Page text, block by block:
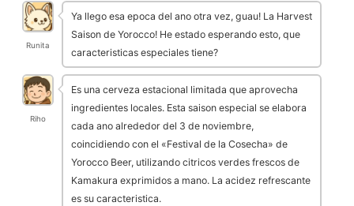
Runita
Ya llego esa epoca del ano otra vez, guau! La Harvest
Saison de Yorocco! He estado esperando esto, que
caracteristicas especiales tiene?
Riho
Es una cerveza estacional limitada que aprovecha
ingredientes locales. Esta saison especial se elabora
cada ano alrededor del 3 de noviembre,
coincidiendo con el «Festival de la Cosecha» de
Yorocco Beer, utilizando citricos verdes frescos de
Kamakura exprimidos a mano. La acidez refrescante
es su caracteristica.